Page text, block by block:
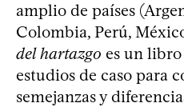
amplio de países
Colombia, Perú,
del hartazgo es un
estudios de caso para
semejanzas y